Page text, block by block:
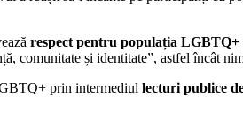
respect pentru populația LGBTQ+
comunitate și identitate”, astfel încât
prin intermediul lecturi publice